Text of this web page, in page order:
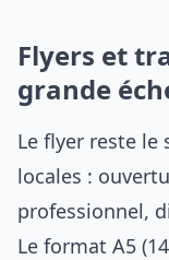
Flyers et
grande
Le flyer reste
locales :
professionnel,
Le format A5